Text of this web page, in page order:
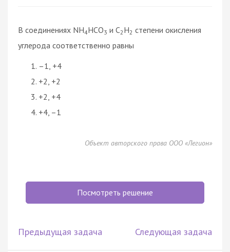
В соединениях NH4HCO3 и C2 H2 степени окисления
углерода соответственно равны
–1, +4
+2, +2
+2, +4
+4, –1
Объект авторского права ООО «Легион»
Посмотреть решение
Предыдущая задача Следующая задача